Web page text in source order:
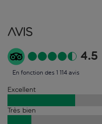
Avis
4.5
En fonction des 1 114 avis
Excellent
Très bien